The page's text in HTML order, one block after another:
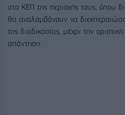
στο ΚΕΠ της περιοχής τους, όπου
θα αναλαμβάνουν να
της διαδικασίας, μέχρι την
απάντηση.